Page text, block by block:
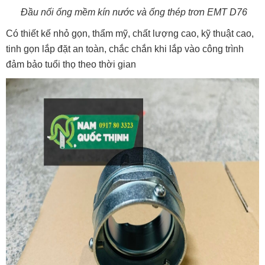
Đầu nối ống mềm kín nước và ống thép trơn EMT D76
Có thiết kế nhỏ gọn, thẩm mỹ, chất lượng cao, kỹ thuật cao,
tinh gọn lắp đặt an toàn, chắc chắn khi lắp vào công trình
đảm bảo tuổi thọ theo thời gian